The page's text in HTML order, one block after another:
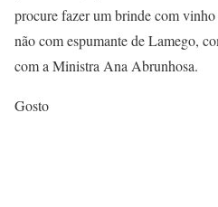
procure fazer um brinde com
não com espumante de Lamego,
com a Ministra Ana Abrunhosa.
Gosto